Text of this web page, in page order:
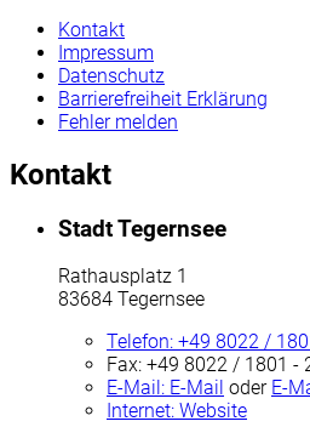
Kontakt
Impressum
Datenschutz
Barrierefreiheit Erklärung
Fehler melden
Kontakt
Stadt Tegernsee
Rathausplatz 1
83684 Tegernsee
Telefon: +49 8022 /
Fax: +49 8022 / 1801 -
E-Mail: E-Mail oder E-
Internet: Website